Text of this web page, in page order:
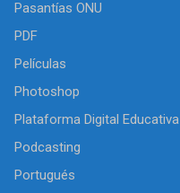
Pasantías ONU
PDF
Películas
Photoshop
Plataforma Digital Educativa
Podcasting
Portugués